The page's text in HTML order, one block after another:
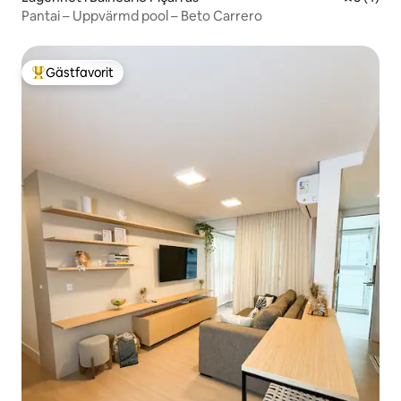
Pantai – Uppvärmd pool – Beto Carrero
Populär gästfavorit
Gästfavorit